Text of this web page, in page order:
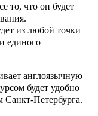
то, что он будет
из любой точки
единого
англоязычную
будет удобно
Санкт-Петербурга.